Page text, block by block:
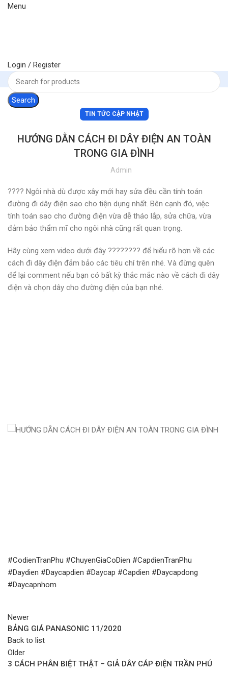
Menu
Login / Register
Search
TIN TỨC CẬP NHẬT
HƯỚNG DẪN CÁCH ĐI DÂY ĐIỆN AN TOÀN
TRONG GIA ĐÌNH
Admin
???? Ngôi nhà dù được xây mới hay sửa đều cần tính toán
đường đi dây điện sao cho tiện dụng nhất. Bên cạnh đó, việc
tính toán sao cho đường điện vừa dễ tháo lắp, sửa chữa, vừa
đảm bảo thẩm mĩ cho ngôi nhà cũng rất quan trọng.
Hãy cùng xem video dưới đây ???????? để hiểu rõ hơn về các
cách đi dây điện đảm bảo các tiêu chí trên nhé. Và đừng quên
để lại comment nếu bạn có bất kỳ thắc mắc nào về cách đi dây
điện và chọn dây cho đường điện của bạn nhé.
#CodienTranPhu #ChuyenGiaCoDien #CapdienTranPhu
#Daydien #Daycapdien #Daycap #Capdien #Daycapdong
#Daycapnhom
Newer
BẢNG GIÁ PANASONIC 11/2020
Back to list
Older
3 CÁCH PHÂN BIỆT THẬT – GIẢ DÂY CÁP ĐIỆN TRẦN PHÚ